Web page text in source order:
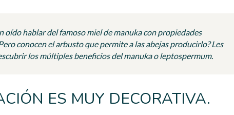
oído hablar del famoso miel de manuka con propiedades
conocen el arbusto que permite a las abejas producirlo? Les
los múltiples beneficios del manuka o leptospermum.
ES MUY DECORATIVA.